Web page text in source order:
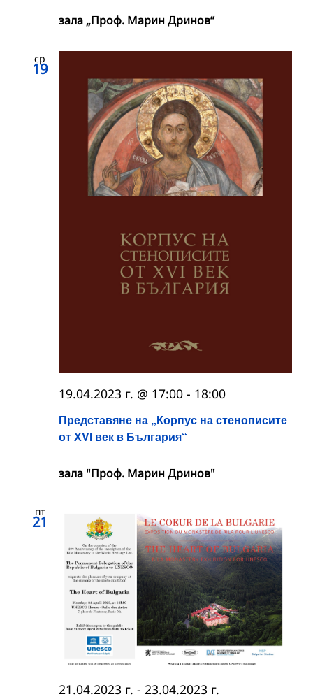
зала „Проф. Марин Дринов“
ср
19
Представяне на „Корпус на стенописите
от ХVІ век в България“
19.04.2023 г. @ 17:00 - 18:00
зала "Проф. Марин Дринов"
пт
21
21.04.2023 г. - 23.04.2023 г.